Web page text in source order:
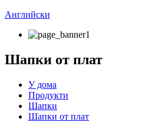
Английски
Шапки от плат
У дома
Продукти
Шапки
Шапки от плат